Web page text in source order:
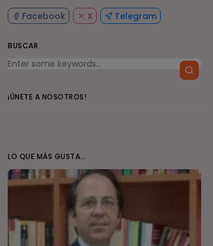
Facebook X Telegram
BUSCAR
¡ÚNETE A NOSOTROS!
LO QUE MÁS GUSTA...